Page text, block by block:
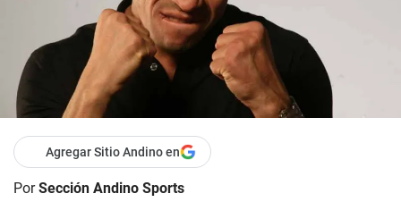
Agregar Sitio Andino en
PorSección Andino Sports